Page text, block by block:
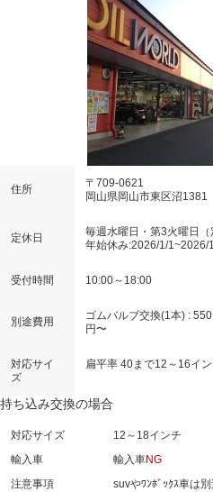
住所
〒709-0621
岡山県岡山市東区沼1381
定休日
毎週水曜日・第3火曜日
年始休み:2026/1/1~2026/
受付時間 10:00～18:00
別途費用
ゴムバルブ交換(1本) :
円〜
対応サイ
ズ
扁平率 40まで12～16イ
持ち込み交換の場合
対応サイズ
12～18インチ
輸入車
輸入車NG
注意事項
suvやﾜﾝﾎﾞｯｸｽ車は